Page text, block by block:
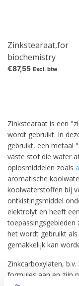
Zinkstearaat,for
biochemistry
€87,55 Excl. btw
Zinkstearaat is een
wordt gebruikt. In
gebruikt, een metaal
vaste stof die water
oplosmiddelen zoals
aromatische
koolwaterstoffen bij
ontkistingsmiddel
elektrolyt en heeft
het wordt gebruikt
gemakkelijk kan
Zinkcarboxylaten, b.v.
formules aan en zijn